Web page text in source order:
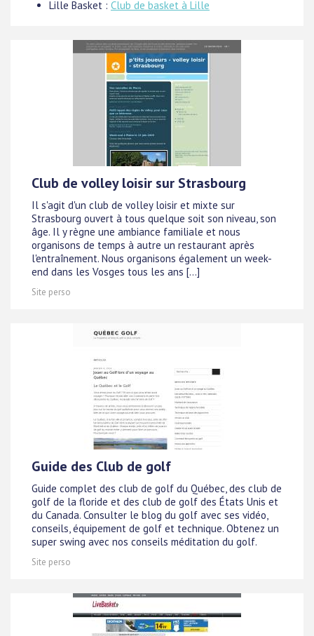
Lille Basket : Club de basket à Lille
Club de volley loisir sur Strasbourg
Il s'agit d'un club de volley loisir et mixte sur
Strasbourg ouvert à tous quelque soit son niveau, son
âge. Il y règne une ambiance familiale et nous
organisons de temps à autre un restaurant après
l'entraînement. Nous organisons également un week-
end dans les Vosges tous les ans [...]
Site perso
Guide des Club de golf
Guide complet des club de golf du Québec, des club de
golf de la floride et des club de golf des États Unis et
du Canada. Consulter le blog du golf avec ses vidéo,
conseils, équipement de golf et technique. Obtenez un
super swing avec nos conseils méditation du golf.
Site perso